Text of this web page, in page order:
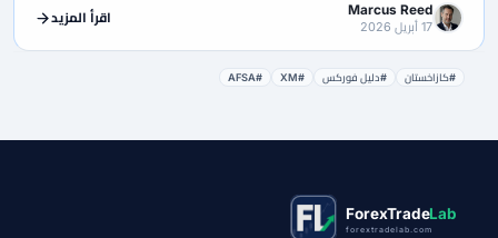
Marcus Reed
17 أبريل 2026
اقرأ المزيد
#كازاخستان #دليل فوركس #XM
#AFSA
ForexTradeLab
forextradelab.com